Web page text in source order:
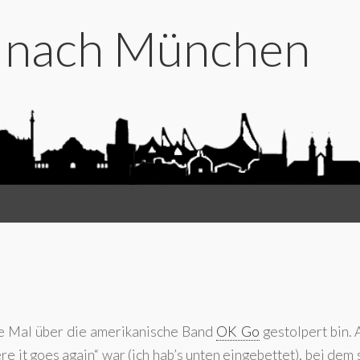
München
Mal über die amerikanische Band OK Go gestolpert bin.
it goes again“ war (ich hab’s unten eingebettet), bei dem